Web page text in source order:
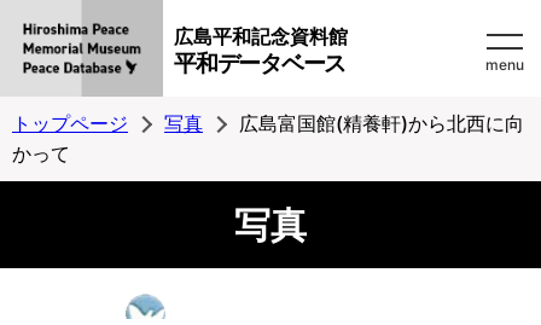
広島平和記念資料館
平和データベース menu
トップページ 写真
広島富国館(精養軒)から北西に向
かって
写真